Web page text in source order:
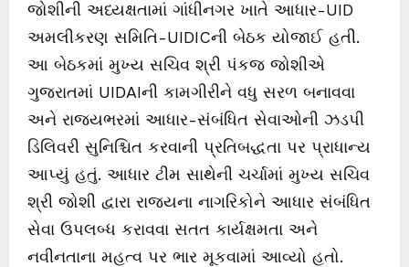
જોશીની અધ્યક્ષતામાં ગાંધીનગર ખાતે આધાર-UID
અમલીકરણ સમિતિ-UIDICની બેઠક યોજાઈ હતી.
આ બેઠકમાં મુખ્ય સચિવ શ્રી પંકજ જોશીએ
ગુજરાતમાં UIDAIની કામગીરીને વધુ સરળ બનાવવા
અને રાજ્યભરમાં આધાર-સંબંધિત સેવાઓની ઝડપી
ડિલિવરી સુનિશ્ચિત કરવાની પ્રતિબદ્ધતા પર પ્રાધાન્ય
આપ્યું હતું. આધાર ટીમ સાથેની ચર્ચામાં મુખ્ય સચિવ
શ્રી જોશી દ્વારા રાજ્યના નાગરિકોને આધાર સંબંધિત
સેવા ઉપલબ્ધ કરાવવા સતત કાર્યક્ષમતા અને
નવીનતાના મહત્વ પર ભાર મૂકવામાં આવ્યો હતો.